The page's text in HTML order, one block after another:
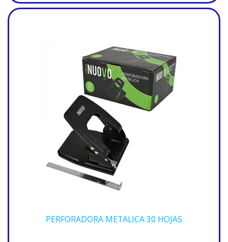
PERFORADORA METALICA 30 HOJAS